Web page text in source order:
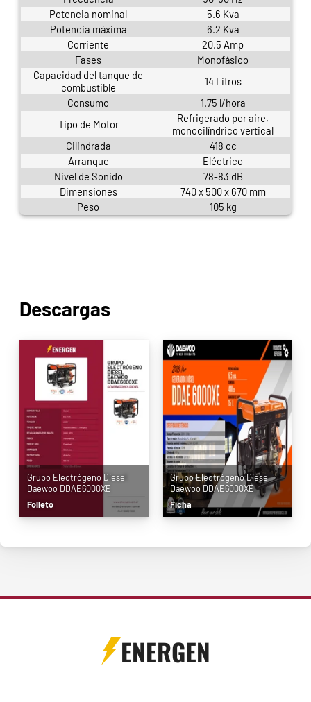
Potencia nominal
5.6 Kva
Potencia máxima
6.2 Kva
Corriente
20.5 Amp
Fases
Monofásico
Capacidad del tanque de
combustible
14 Litros
Consumo
1.75 l/hora
Tipo de Motor
Refrigerado por aire,
monocilíndrico vertical
Cilindrada
418 cc
Arranque
Eléctrico
Nivel de Sonido
78-83 dB
Dimensiones
740 x 500 x 670 mm
Peso
105 kg
Descargas
Grupo Electrógeno Diesel
Daewoo DDAE6000XE
Folleto
Grupo Electrógeno Diesel
Daewoo DDAE6000XE
Ficha
ENERGEN